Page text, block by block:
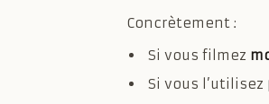
Concrètement :
Si vous filmez
Si vous l’utilisez